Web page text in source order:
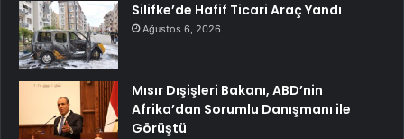
Silifke’de Hafif Ticari Araç Yandı
Ağustos 6, 2026
Mısır Dışişleri Bakanı, ABD’nin
Afrika’dan Sorumlu Danışmanı ile
Görüştü